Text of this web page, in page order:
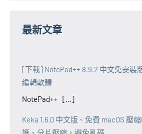
最新文章
[下載] NotePad++ 8.9.2 中文免安裝
編輯軟體
NotePad++ [...]
Keka 1.6.0 中文版 ~ 免費 macOS 壓